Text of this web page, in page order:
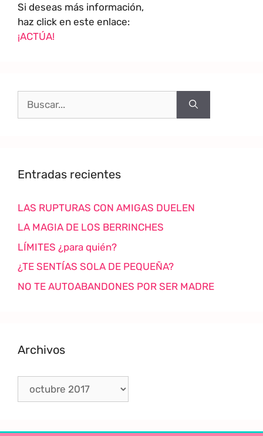
Si deseas más información,
haz click en este enlace:
¡ACTÚA!
Entradas recientes
LAS RUPTURAS CON AMIGAS DUELEN
LA MAGIA DE LOS BERRINCHES
LÍMITES ¿para quién?
¿TE SENTÍAS SOLA DE PEQUEÑA?
NO TE AUTOABANDONES POR SER MADRE
Archivos